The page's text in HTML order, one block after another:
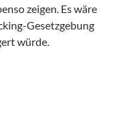
zeigen. Es wäre
Gesetzgebung
würde.